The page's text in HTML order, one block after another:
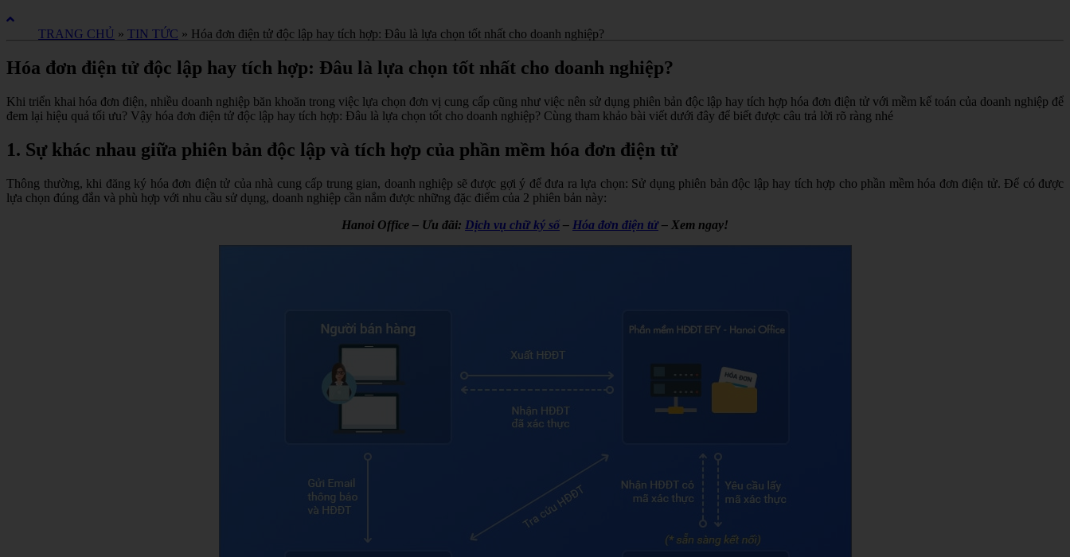
TRANG CHỦ » TIN TỨC » Hóa đơn điện tử độc lập hay tích hợp: Đâu là lựa chọn tốt nhất cho doanh nghiệp?
Hóa đơn điện tử độc lập hay tích hợp: Đâu là lựa chọn tốt nhất cho doanh nghiệp?
Khi triển khai hóa đơn điện, nhiều doanh nghiệp băn khoăn trong việc lựa chọn đơn vị cung cấp cũng như việc nên sử dụng phiên bản độc lập hay tích hợp hóa đơn điện tử với mềm kế toán của doanh nghiệp để
đem lại hiệu quả tối ưu? Vậy hóa đơn điện tử độc lập hay tích hợp: Đâu là lựa chọn tốt cho doanh nghiệp? Cùng tham khảo bài viết dưới đây để biết được câu trả lời rõ ràng nhé
1. Sự khác nhau giữa phiên bản độc lập và tích hợp của phần mềm hóa đơn điện tử
Thông thường, khi đăng ký hóa đơn điện tử của nhà cung cấp trung gian, doanh nghiệp sẽ được gợi ý để đưa ra lựa chọn: Sử dụng phiên bản độc lập hay tích hợp cho phần mềm hóa đơn điện tử. Để có được
lựa chọn đúng đắn và phù hợp với nhu cầu sử dụng, doanh nghiệp cần nắm được những đặc điểm của 2 phiên bản này:
Hanoi Office – Ưu đãi: Dịch vụ chữ ký số – Hóa đơn điện tử– Xem ngay!